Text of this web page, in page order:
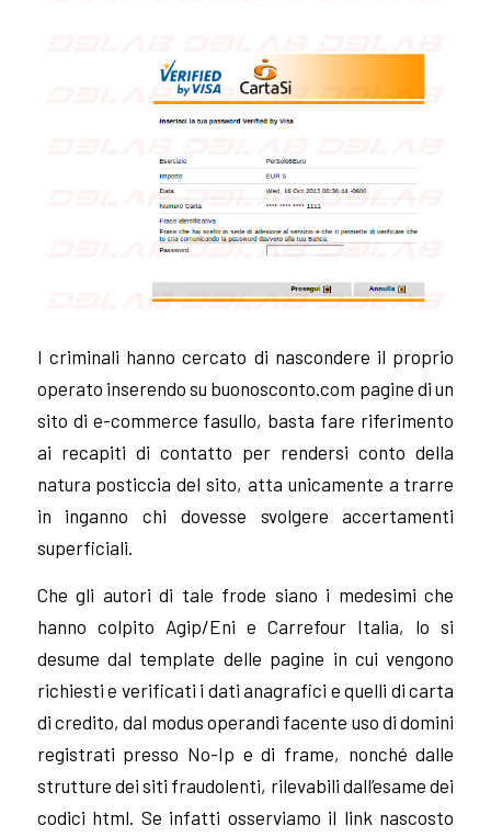
I criminali hanno cercato di nascondere il proprio
operato inserendo su buonosconto.com pagine di un
sito di e-commerce fasullo, basta fare riferimento
ai recapiti di contatto per rendersi conto della
natura posticcia del sito, atta unicamente a trarre
in inganno chi dovesse svolgere accertamenti
superficiali.
Che gli autori di tale frode siano i medesimi che
hanno colpito Agip/Eni e Carrefour Italia, lo si
desume dal template delle pagine in cui vengono
richiesti e verificati i dati anagrafici e quelli di carta
di credito, dal modus operandi facente uso di domini
registrati presso No-Ip e di frame, nonché dalle
strutture dei siti fraudolenti, rilevabili dall’esame dei
codici html. Se infatti osserviamo il link nascosto